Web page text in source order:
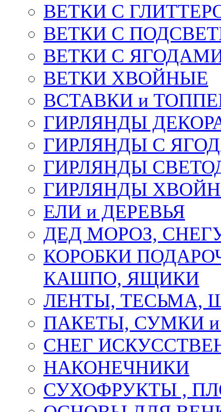
ВЕТКИ С
ВЕТКИ С
ВЕТКИ С
ВЕТКИ ХВОЙНЫЕ
ВСТАВКИ и
ГИРЛЯНДЫ
ГИРЛЯНДЫ С
ГИРЛЯНДЫ
ГИРЛЯНДЫ
ЕЛИ и ДЕРЕВЬЯ
ДЕД МОРОЗ,
КОРОБКИ
КАШПО, ЯЩИКИ
ЛЕНТЫ, ТЕСЬМА,
ПАКЕТЫ, СУМКИ
СНЕГ
НАКОНЕЧНИКИ
СУХОФРУКТЫ ,